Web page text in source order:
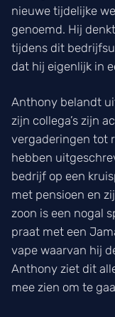
nieuwe tijdelijke
genoemd. Hij
tijdens dit
dat hij eigenlijk in
Anthony belandt
zijn collega’s zijn
vergaderingen tot
hebben
bedrijf op een
met pensioen en
zoon is een nogal
praat met een
vape waarvan hij
Anthony ziet dit
mee zien om te